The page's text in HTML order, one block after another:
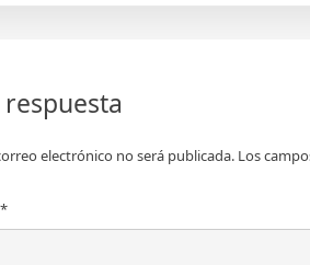
electrónico no será publicada. Los
*